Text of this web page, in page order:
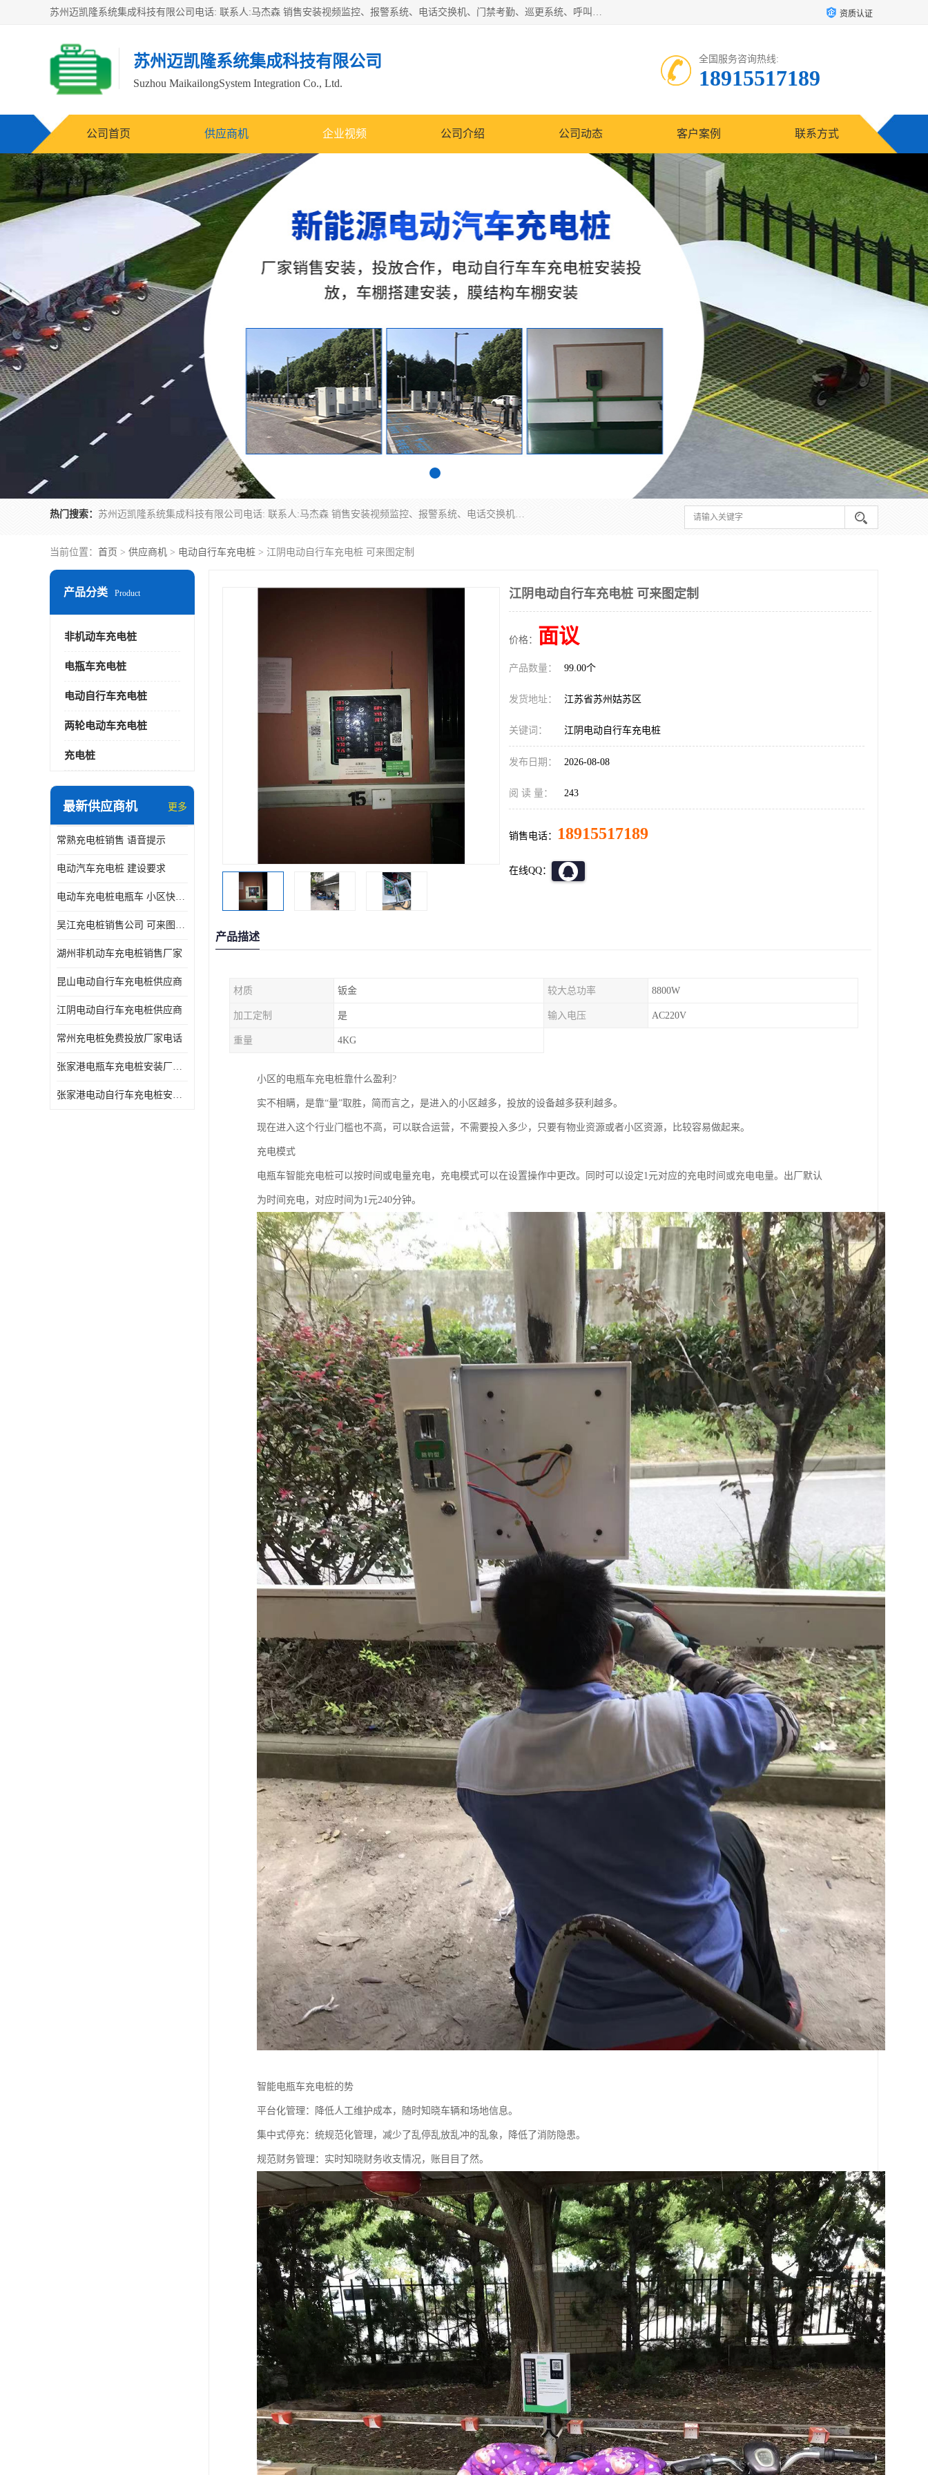
苏州迈凯隆系统集成科技有限公司电话: 联系人:马杰森 销售安装视频监控、报警系统、电话交换机、门禁考勤、巡更系统、呼叫对讲系统、停车场道闸、智能家居、广播系统、综合布线、办公设备、电子商务软件、网络工程、酒店门锁系列 系统集成、VOD视频点播、LED显示屏、节能产品、USP电源、收银机等弱电及智能化项目。 资质认证
苏州迈凯隆系统集成科技有限公司
Suzhou MaikailongSystem Integration Co., Ltd.
全国服务咨询热线:
18915517189
公司首页 供应商机 企业视频 公司介绍 公司动态 客户案例 联系方式
热门搜索： 苏州迈凯隆系统集成科技有限公司电话: 联系人:马杰森 销售安装视频监控、报警系统、电话交换机、门禁考勤、巡更系统、呼叫对讲系统、停车场道闸、智能家居、广播系统、综合布线、办公设备、电子商务软件、网络工程、酒店门锁系列 系统集成、VOD视频点播、LED显示屏、节能产品、USP电源、收银机等弱电及智能化项目。
当前位置： 首页 > 供应商机 > 电动自行车充电桩 > 江阴电动自行车充电桩 可来图定制
产品分类 Product
非机动车充电桩
电瓶车充电桩
电动自行车充电桩
两轮电动车充电桩
充电桩
最新供应商机 更多
常熟充电桩销售 语音提示
电动汽车充电桩 建设要求
电动车充电桩电瓶车 小区快速电动自行车充电站
吴江充电桩销售公司 可来图定制
湖州非机动车充电桩销售厂家
昆山电动自行车充电桩供应商
江阴电动自行车充电桩供应商
常州充电桩免费投放厂家电话
张家港电瓶车充电桩安装厂家电话
张家港电动自行车充电桩安装供货商
江阴电动自行车充电桩 可来图定制
价格： 面议
产品数量： 99.00个
发货地址： 江苏省苏州姑苏区
关键词： 江阴电动自行车充电桩
发布日期： 2026-08-08
阅 读 量： 243
销售电话： 18915517189
在线QQ：
产品描述
材质 钣金 较大总功率 8800W
加工定制 是 输入电压 AC220V
重量 4KG
小区的电瓶车充电桩靠什么盈利?
实不相瞒，是靠“量”取胜，简而言之，是进入的小区越多，投放的设备越多获利越多。
现在进入这个行业门槛也不高，可以联合运营，不需要投入多少，只要有物业资源或者小区资源，比较容易做起来。
充电模式
电瓶车智能充电桩可以按时间或电量充电，充电模式可以在设置操作中更改。同时可以设定1元对应的充电时间或充电电量。出厂默认
为时间充电，对应时间为1元240分钟。
智能电瓶车充电桩的势
平台化管理：降低人工维护成本，随时知晓车辆和场地信息。
集中式停充：统规范化管理，减少了乱停乱放乱冲的乱象，降低了消防隐患。
规范财务管理：实时知晓财务收支情况，账目目了然。